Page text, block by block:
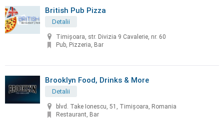
British Pub Pizza
Detalii
Timişoara, str. Divizia 9 Cavalerie, nr. 60
Pub, Pizzeria, Bar
Brooklyn Food, Drinks & More
Detalii
blvd. Take Ionescu, 51, Timișoara, Romania
Restaurant, Bar